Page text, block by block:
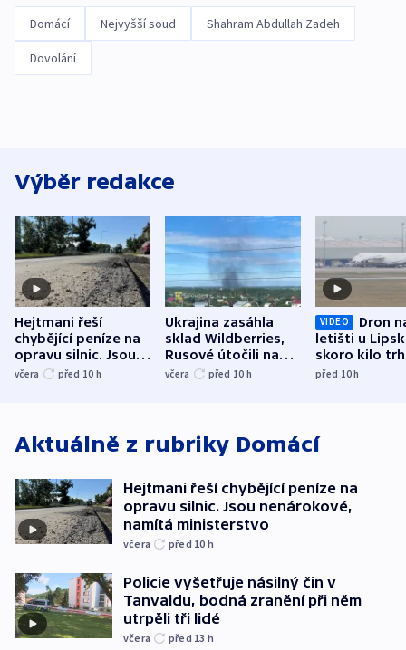
Domácí Nejvyšší soud Shahram Abdullah Zadeh
Dovolání
Výběr redakce
Hejtmani řeší
chybějící peníze na
opravu silnic. Jsou
nenárokové, namítá
včera před 10 h
Ukrajina zasáhla
sklad Wildberries,
Rusové útočili na
trh, hasiče či
včera před 10 h
VIDEO
Dron
letišti u
skoro kilo
indicie
před 10h
Aktuálně z rubriky Domácí
Hejtmani řeší chybějící peníze na
opravu silnic. Jsou nenárokové,
namítá ministerstvo
včera před 10 h
Policie vyšetřuje násilný čin v
Tanvaldu, bodná zranění při něm
utrpěli tři lidé
včera před 13 h